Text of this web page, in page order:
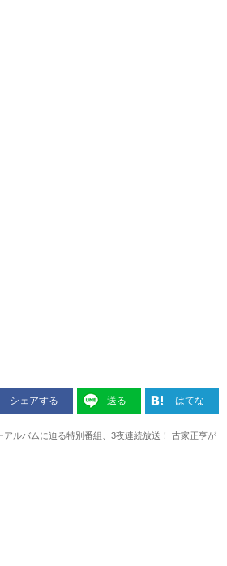
シェアする 送る はてな
アルバムに迫る特別番組、3夜連続放送！ 古家正亨が